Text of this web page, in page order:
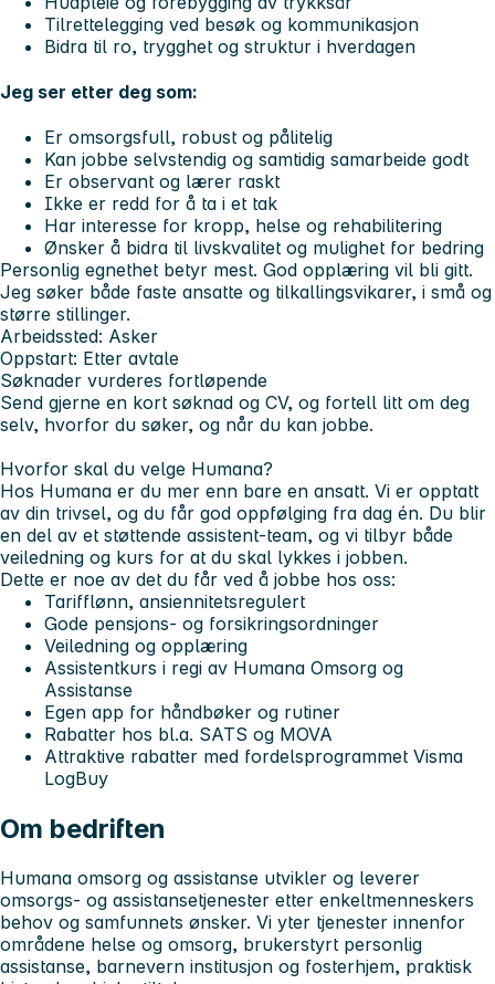
Tilrettelegging ved besøk og kommunikasjon
Bidra til ro, trygghet og struktur i hverdagen
Jeg ser etter deg som:
Er omsorgsfull, robust og pålitelig
Kan jobbe selvstendig og samtidig samarbeide godt
Er observant og lærer raskt
Ikke er redd for å ta i et tak
Har interesse for kropp, helse og rehabilitering
Ønsker å bidra til livskvalitet og mulighet for bedring
Personlig egnethet betyr mest. God opplæring vil bli gitt.
Jeg søker både faste ansatte og tilkallingsvikarer, i små og
større stillinger.
Arbeidssted: Asker
Oppstart: Etter avtale
Søknader vurderes fortløpende
Send gjerne en kort søknad og CV, og fortell litt om deg
selv, hvorfor du søker, og når du kan jobbe.
Hvorfor skal du velge Humana?
Hos Humana er du mer enn bare en ansatt. Vi er opptatt
av din trivsel, og du får god oppfølging fra dag én. Du blir
en del av et støttende assistent-team, og vi tilbyr både
veiledning og kurs for at du skal lykkes i jobben.
Dette er noe av det du får ved å jobbe hos oss:
Tarifflønn, ansiennitetsregulert
Gode pensjons- og forsikringsordninger
Veiledning og opplæring
Assistentkurs i regi av Humana Omsorg og
Assistanse
Egen app for håndbøker og rutiner
Rabatter hos bl.a. SATS og MOVA
Attraktive rabatter med fordelsprogrammet Visma
LogBuy
Om bedriften
Humana omsorg og assistanse utvikler og leverer
omsorgs- og assistansetjenester etter enkeltmenneskers
behov og samfunnets ønsker. Vi yter tjenester innenfor
områdene helse og omsorg, brukerstyrt personlig
assistanse, barnevern institusjon og fosterhjem, praktisk